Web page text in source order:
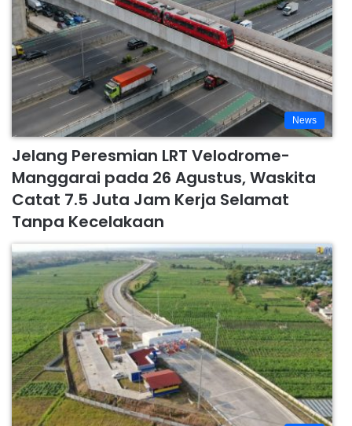
News
Jelang Peresmian LRT Velodrome-
Manggarai pada 26 Agustus, Waskita
Catat 7.5 Juta Jam Kerja Selamat
Tanpa Kecelakaan